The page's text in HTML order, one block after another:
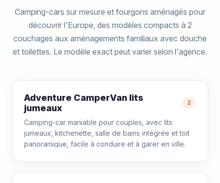
Camping-cars sur mesure et fourgons aménagés pour
découvrir l'Europe, des modèles compacts à 2
couchages aux aménagements familiaux avec douche
et toilettes. Le modèle exact peut varier selon l'agence.
Adventure CamperVan lits
jumeaux
2
Camping-car maniable pour couples, avec lits
jumeaux, kitchenette, salle de bains intégrée et toit
panoramique, facile à conduire et à garer en ville.